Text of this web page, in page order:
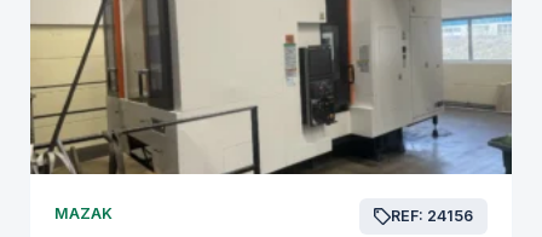
MAZAK REF: 24156